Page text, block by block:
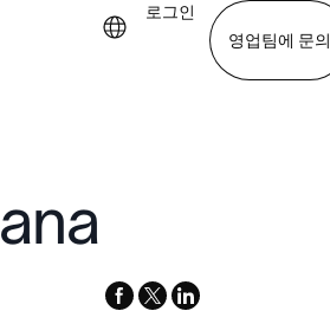
로그인
영업팀에 문의
facebook
x-
linkedin